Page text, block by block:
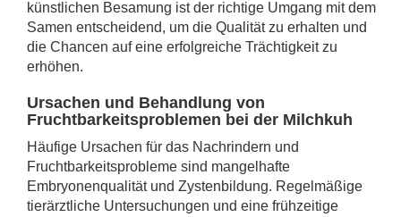
künstlichen Besamung ist der richtige Umgang mit dem
Samen entscheidend, um die Qualität zu erhalten und
die Chancen auf eine erfolgreiche Trächtigkeit zu
erhöhen.
Ursachen und Behandlung von
Fruchtbarkeitsproblemen bei der Milchkuh
Häufige Ursachen für das Nachrindern und
Fruchtbarkeitsprobleme sind mangelhafte
Embryonenqualität und Zystenbildung. Regelmäßige
tierärztliche Untersuchungen und eine frühzeitige